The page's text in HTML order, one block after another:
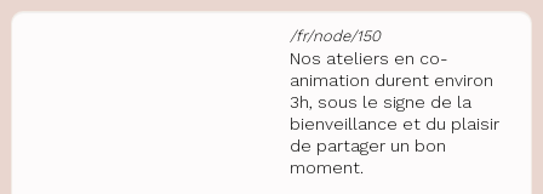
/fr/node/150
Nos ateliers en co-
animation durent environ
3h, sous le signe de la
bienveillance et du plaisir
de partager un bon
moment.